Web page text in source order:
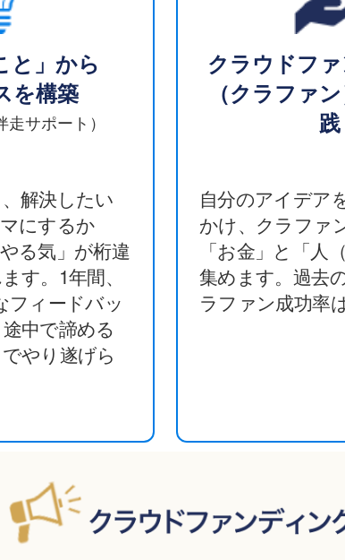
と」から
を構築
走サポート）
解決したい
にするか
る気」が桁違
す。1年間、
フィードバッ
中で諦める
やり遂げら
クラウドフ
（クラファ
践
自分のアイデア
かけ、クラファ
「お金」と「人
集めます。過去
ラファン成功率